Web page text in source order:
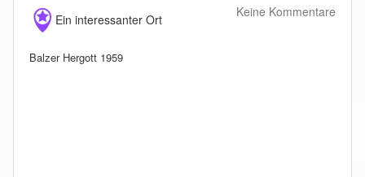
Ein interessanter Ort
Keine Kommentare
Balzer Hergott 1959